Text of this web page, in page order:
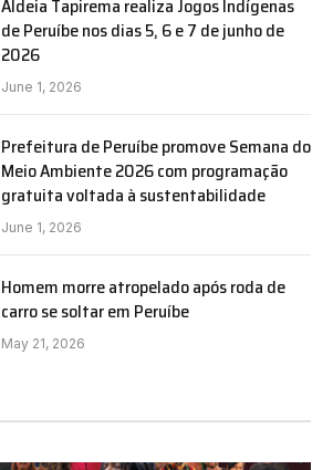
Aldeia Tapirema realiza Jogos Indígenas
de Peruíbe nos dias 5, 6 e 7 de junho de
2026
June 1, 2026
Prefeitura de Peruíbe promove Semana do
Meio Ambiente 2026 com programação
gratuita voltada à sustentabilidade
June 1, 2026
Homem morre atropelado após roda de
carro se soltar em Peruíbe
May 21, 2026